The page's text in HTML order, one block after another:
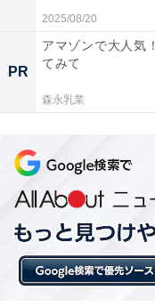
2025/08/20
PR
アマゾンで大人気
てみて
森永乳業